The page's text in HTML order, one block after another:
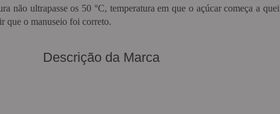
não ultrapasse os 50 °C, temperatura em que o açúcar começa a
que o manuseio foi correto.
Descrição da Marca